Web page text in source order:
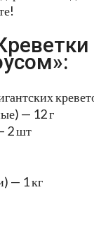
— 12 г
2 шт
— 1 кг